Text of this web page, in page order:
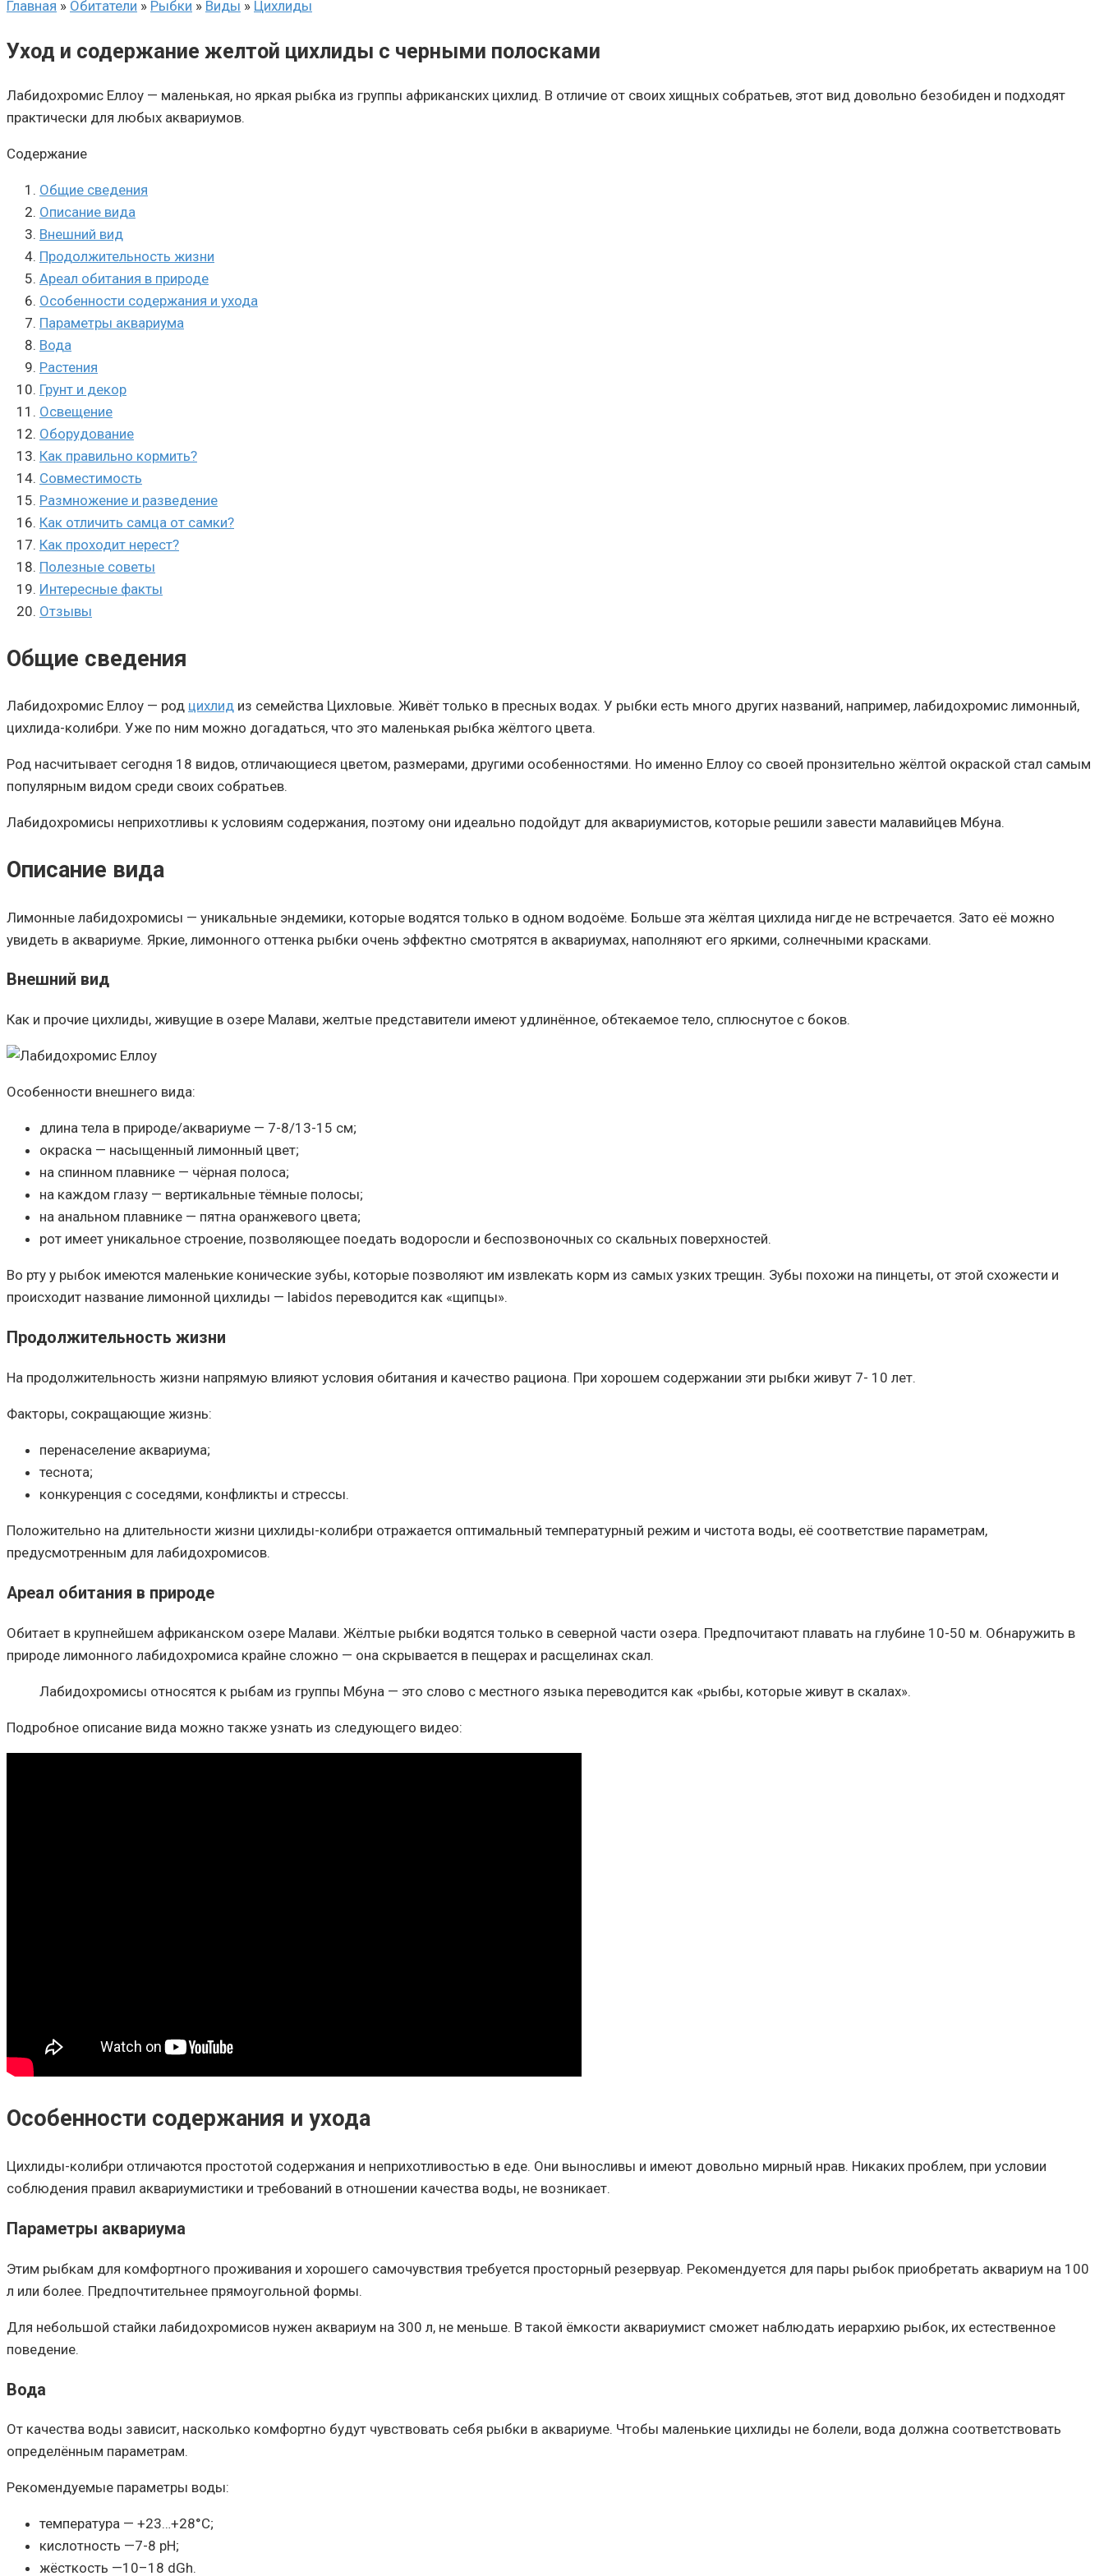
Главная » Обитатели » Рыбки » Виды » Цихлиды
Уход и содержание желтой цихлиды с черными полосками
Лабидохромис Еллоу — маленькая, но яркая рыбка из группы африканских цихлид. В отличие от своих хищных собратьев, этот вид довольно безобиден и подходят
практически для любых аквариумов.
Содержание
Общие сведения
Описание вида
Внешний вид
Продолжительность жизни
Ареал обитания в природе
Особенности содержания и ухода
Параметры аквариума
Вода
Растения
Грунт и декор
Освещение
Оборудование
Как правильно кормить?
Совместимость
Размножение и разведение
Как отличить самца от самки?
Как проходит нерест?
Полезные советы
Интересные факты
Отзывы
Общие сведения
Лабидохромис Еллоу — род цихлид из семейства Цихловые. Живёт только в пресных водах. У рыбки есть много других названий, например, лабидохромис лимонный,
цихлида-колибри. Уже по ним можно догадаться, что это маленькая рыбка жёлтого цвета.
Род насчитывает сегодня 18 видов, отличающиеся цветом, размерами, другими особенностями. Но именно Еллоу со своей пронзительно жёлтой окраской стал самым
популярным видом среди своих собратьев.
Лабидохромисы неприхотливы к условиям содержания, поэтому они идеально подойдут для аквариумистов, которые решили завести малавийцев Мбуна.
Описание вида
Лимонные лабидохромисы — уникальные эндемики, которые водятся только в одном водоёме. Больше эта жёлтая цихлида нигде не встречается. Зато её можно
увидеть в аквариуме. Яркие, лимонного оттенка рыбки очень эффектно смотрятся в аквариумах, наполняют его яркими, солнечными красками.
Внешний вид
Как и прочие цихлиды, живущие в озере Малави, желтые представители имеют удлинённое, обтекаемое тело, сплюснутое с боков.
Особенности внешнего вида:
длина тела в природе/аквариуме — 7-8/13-15 см;
окраска — насыщенный лимонный цвет;
на спинном плавнике — чёрная полоса;
на каждом глазу — вертикальные тёмные полосы;
на анальном плавнике — пятна оранжевого цвета;
рот имеет уникальное строение, позволяющее поедать водоросли и беспозвоночных со скальных поверхностей.
Во рту у рыбок имеются маленькие конические зубы, которые позволяют им извлекать корм из самых узких трещин. Зубы похожи на пинцеты, от этой схожести и
происходит название лимонной цихлиды — labidos переводится как «щипцы».
Продолжительность жизни
На продолжительность жизни напрямую влияют условия обитания и качество рациона. При хорошем содержании эти рыбки живут 7- 10 лет.
Факторы, сокращающие жизнь:
перенаселение аквариума;
теснота;
конкуренция с соседями, конфликты и стрессы.
Положительно на длительности жизни цихлиды-колибри отражается оптимальный температурный режим и чистота воды, её соответствие параметрам,
предусмотренным для лабидохромисов.
Ареал обитания в природе
Обитает в крупнейшем африканском озере Малави. Жёлтые рыбки водятся только в северной части озера. Предпочитают плавать на глубине 10-50 м. Обнаружить в
природе лимонного лабидохромиса крайне сложно — она скрывается в пещерах и расщелинах скал.
Лабидохромисы относятся к рыбам из группы Мбуна — это слово с местного языка переводится как «рыбы, которые живут в скалах».
Подробное описание вида можно также узнать из следующего видео:
Особенности содержания и ухода
Цихлиды-колибри отличаются простотой содержания и неприхотливостью в еде. Они выносливы и имеют довольно мирный нрав. Никаких проблем, при условии
соблюдения правил аквариумистики и требований в отношении качества воды, не возникает.
Параметры аквариума
Этим рыбкам для комфортного проживания и хорошего самочувствия требуется просторный резервуар. Рекомендуется для пары рыбок приобретать аквариум на 100
л или более. Предпочтительнее прямоугольной формы.
Для небольшой стайки лабидохромисов нужен аквариум на 300 л, не меньше. В такой ёмкости аквариумист сможет наблюдать иерархию рыбок, их естественное
поведение.
Вода
От качества воды зависит, насколько комфортно будут чувствовать себя рыбки в аквариуме. Чтобы маленькие цихлиды не болели, вода должна соответствовать
определённым параметрам.
Рекомендуемые параметры воды:
температура — +23…+28°С;
кислотность —7-8 pH;
жёсткость —10–18 dGh.